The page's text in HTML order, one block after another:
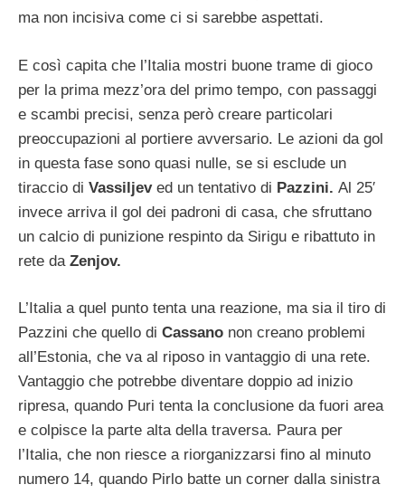
ma non incisiva come ci si sarebbe aspettati.
E così capita che l’Italia mostri buone trame di gioco
per la prima mezz’ora del primo tempo, con passaggi
e scambi precisi, senza però creare particolari
preoccupazioni al portiere avversario. Le azioni da gol
in questa fase sono quasi nulle, se si esclude un
tiraccio di Vassiljev ed un tentativo di Pazzini. Al 25′
invece arriva il gol dei padroni di casa, che sfruttano
un calcio di punizione respinto da Sirigu e ribattuto in
rete da Zenjov.
L’Italia a quel punto tenta una reazione, ma sia il tiro di
Pazzini che quello di Cassano non creano problemi
all’Estonia, che va al riposo in vantaggio di una rete.
Vantaggio che potrebbe diventare doppio ad inizio
ripresa, quando Puri tenta la conclusione da fuori area
e colpisce la parte alta della traversa. Paura per
l’Italia, che non riesce a riorganizzarsi fino al minuto
numero 14, quando Pirlo batte un corner dalla sinistra